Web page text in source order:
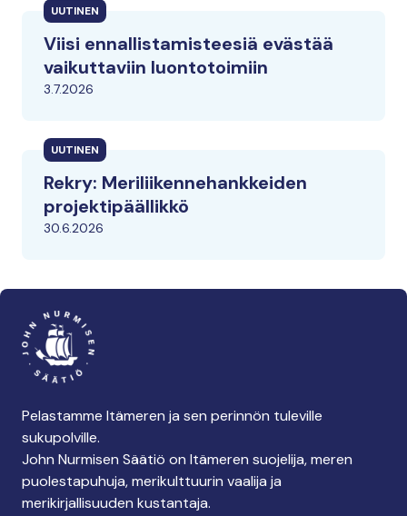
UUTINEN
Viisi ennallistamisteesiä evästää
vaikuttaviin luontotoimiin
3.7.2026
UUTINEN
Rekry: Meriliikennehankkeiden
projektipäällikkö
30.6.2026
Pelastamme Itämeren ja sen perinnön tuleville
sukupolville.
John Nurmisen Säätiö on Itämeren suojelija, meren
puolestapuhuja, merikulttuurin vaalija ja
merikirjallisuuden kustantaja.